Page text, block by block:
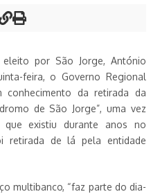
por São Jorge, António
feira, o Governo Regional
da retirada da
de São Jorge”, uma vez
que existiu durante anos no
retirada de lá pela entidade
multibanco, “faz parte do dia-